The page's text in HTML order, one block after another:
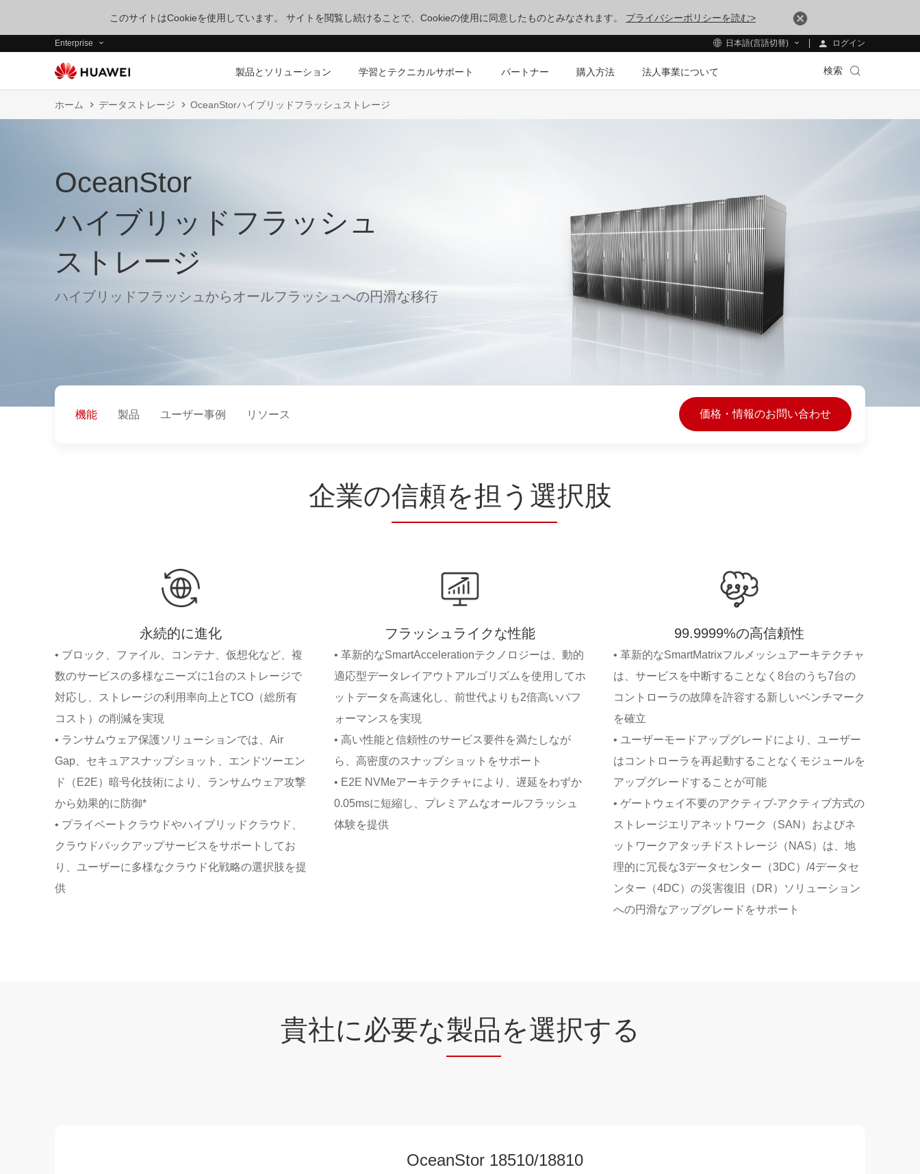
このサイトはCookieを使用しています。 サイトを閲覧し続けることで、Cookieの使用に同意したものとみなされます。 プライバシーポリシーを読む>
Enterprise 日本語(言語切替) ログイン
製品とソリューション 学習とテクニカルサポート パートナー 購入方法 法人事業について 検索
ホーム データストレージ OceanStorハイブリッドフラッシュストレージ
OceanStor
ハイブリッドフラッシュ
ストレージ
ハイブリッドフラッシュからオールフラッシュへの円滑な移行
機能 製品 ユーザー事例 リソース 価格・情報のお問い合わせ
企業の信頼を担う選択肢
永続的に進化
• ブロック、ファイル、コンテナ、仮想化など、複
数のサービスの多様なニーズに1台のストレージで
対応し、ストレージの利用率向上とTCO（総所有
コスト）の削減を実現
• ランサムウェア保護ソリューションでは、Air
Gap、セキュアスナップショット、エンドツーエン
ド（E2E）暗号化技術により、ランサムウェア攻撃
から効果的に防御*
• プライベートクラウドやハイブリッドクラウド、
クラウドバックアップサービスをサポートしてお
り、ユーザーに多様なクラウド化戦略の選択肢を提
供
フラッシュライクな性能
• 革新的なSmartAccelerationテクノロジーは、動的
適応型データレイアウトアルゴリズムを使用してホ
ットデータを高速化し、前世代よりも2倍高いパフ
ォーマンスを実現
• 高い性能と信頼性のサービス要件を満たしなが
ら、高密度のスナップショットをサポート
• E2E NVMeアーキテクチャにより、遅延をわずか
0.05msに短縮し、プレミアムなオールフラッシュ
体験を提供
99.9999%の高信頼性
• 革新的なSmartMatrixフルメッシュアーキテクチャ
は、サービスを中断することなく8台のうち7台の
コントローラの故障を許容する新しいベンチマーク
を確立
• ユーザーモードアップグレードにより、ユーザー
はコントローラを再起動することなくモジュールを
アップグレードすることが可能
• ゲートウェイ不要のアクティブ-アクティブ方式の
ストレージエリアネットワーク（SAN）およびネ
ットワークアタッチドストレージ（NAS）は、地
理的に冗長な3データセンター（3DC）/4データセ
ンター（4DC）の災害復旧（DR）ソリューション
への円滑なアップグレードをサポート
貴社に必要な製品を選択する
OceanStor 18510/18810